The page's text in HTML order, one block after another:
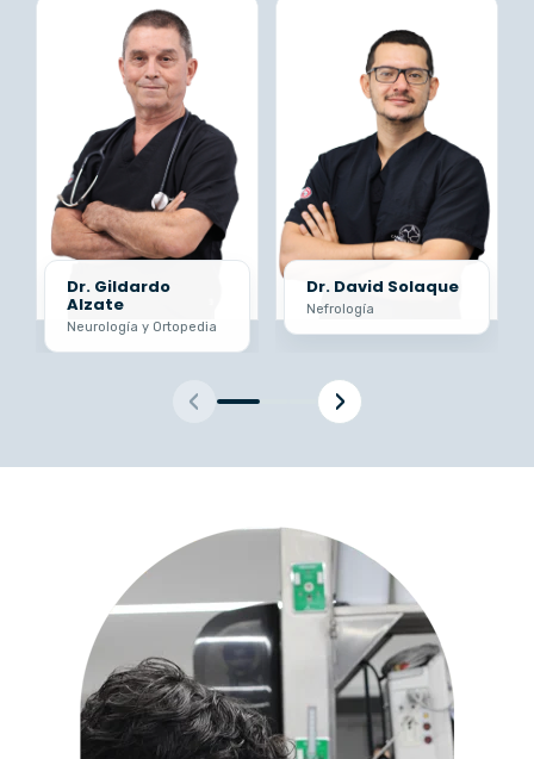
Dr. Gildardo
Alzate
Neurología y Ortopedia
Dr. David Solaque
Nefrología
‹ ›